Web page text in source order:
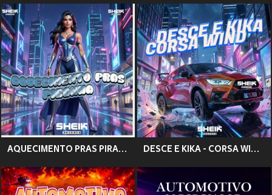
AQUECIMENTO PRAS PIRANHA (Explicit) DESCE E KIKA - CORSA WIND (Explicit)